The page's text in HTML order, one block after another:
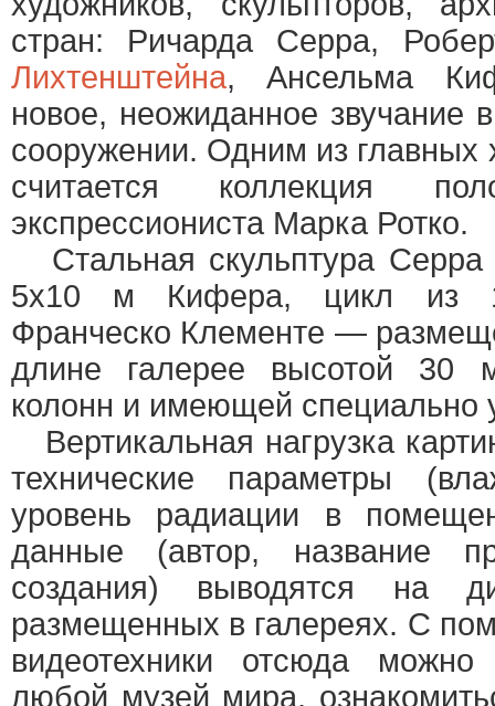
стран: Ричарда Серра,
Лихтенштейна, Ансельма
новое, неожиданное звучание
сооружении. Одним из главных
считается коллекция
экспрессиониста Марка Ротко.
Стальная скульптура
5х10 м Кифера, цикл из
Франческо Клементе —
длине галерее высотой 30
колонн и имеющей специально
Вертикальная нагрузка
технические параметры
уровень радиации в
данные (автор, название
создания) выводятся на
размещенных в галереях. С
видеотехники отсюда можно
любой музей мира,